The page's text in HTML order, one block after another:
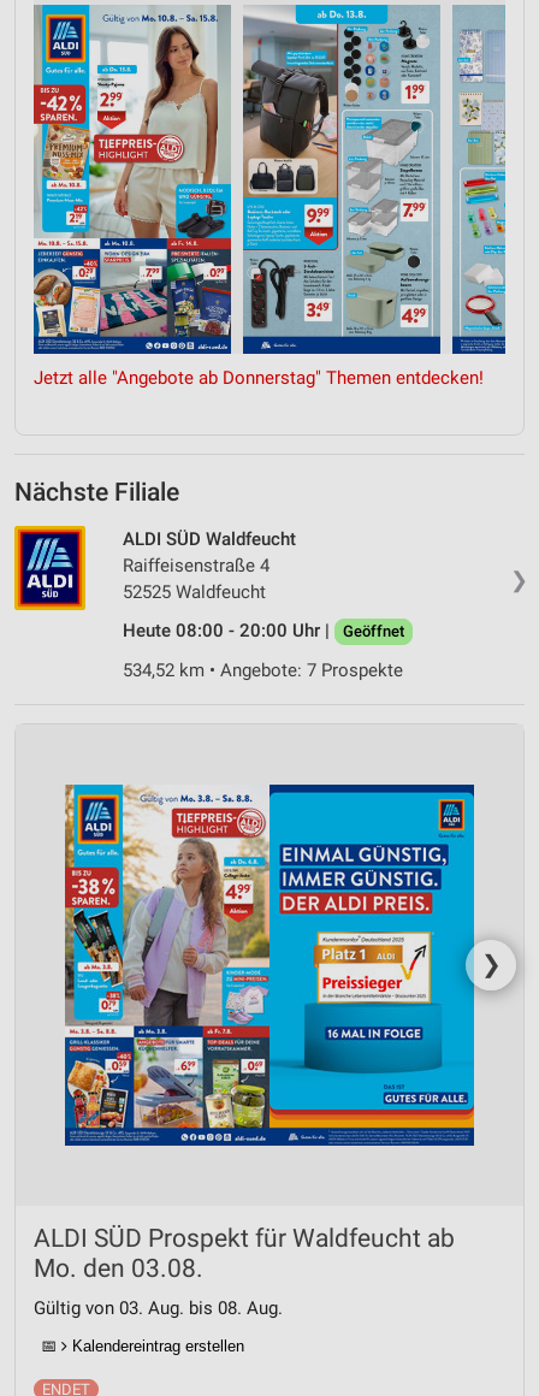
Jetzt alle "Angebote ab Donnerstag" Themen entdecken!
Nächste Filiale
❯
ALDI SÜD Waldfeucht
Raiffeisenstraße 4
52525 Waldfeucht
Heute 08:00 - 20:00 Uhr |
Geöffnet
534,52 km • Angebote: 7 Prospekte
❯
ALDI SÜD Prospekt für Waldfeucht ab
Mo. den 03.08.
Gültig von 03. Aug. bis 08. Aug.
📅 Kalendereintrag erstellen